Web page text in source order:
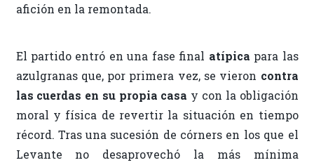
afición en la remontada.
El partido entró en una fase final atípica para las
azulgranas que, por primera vez, se vieron contra
las cuerdas en su propia casa y con la obligación
moral y física de revertir la situación en tiempo
récord. Tras una sucesión de córners en los que el
Levante no desaprovechó la más mínima